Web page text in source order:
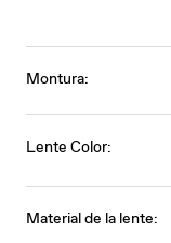
Montura:
Lente Color:
Material de la lente: